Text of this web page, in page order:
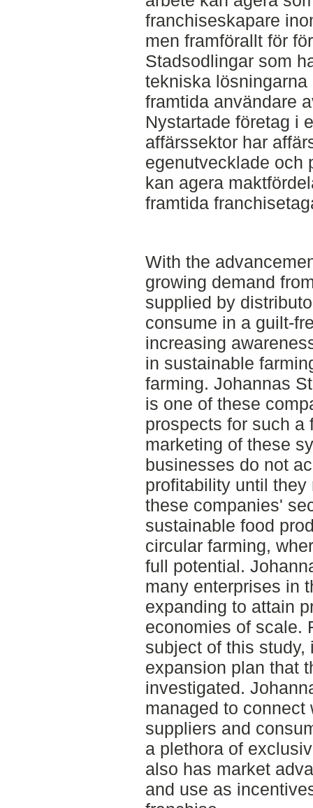
franchiseskapare
men framförallt för
Stadsodlingar som
tekniska
framtida användare
Nystartade företag i
affärssektor har
egenutvecklade och
kan agera
framtida
With the
growing demand
supplied by
consume in a guilt-
increasing
in sustainable
farming. Johannas
is one of these
prospects for such a
marketing of these
businesses do not
profitability until
these companies'
sustainable food
circular farming,
full potential.
many enterprises in
expanding to attain
economies of scale.
subject of this
expansion plan that
investigated.
managed to
suppliers and
a plethora of
also has market
and use as